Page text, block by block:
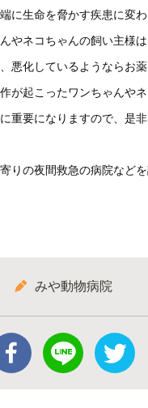
に生命を脅かす疾患に変わ
やネコちゃんの飼い主様
悪化しているようならお
が起こったワンちゃんや
重要になりますので、是
りの夜間救急の病院など
みや動物病院